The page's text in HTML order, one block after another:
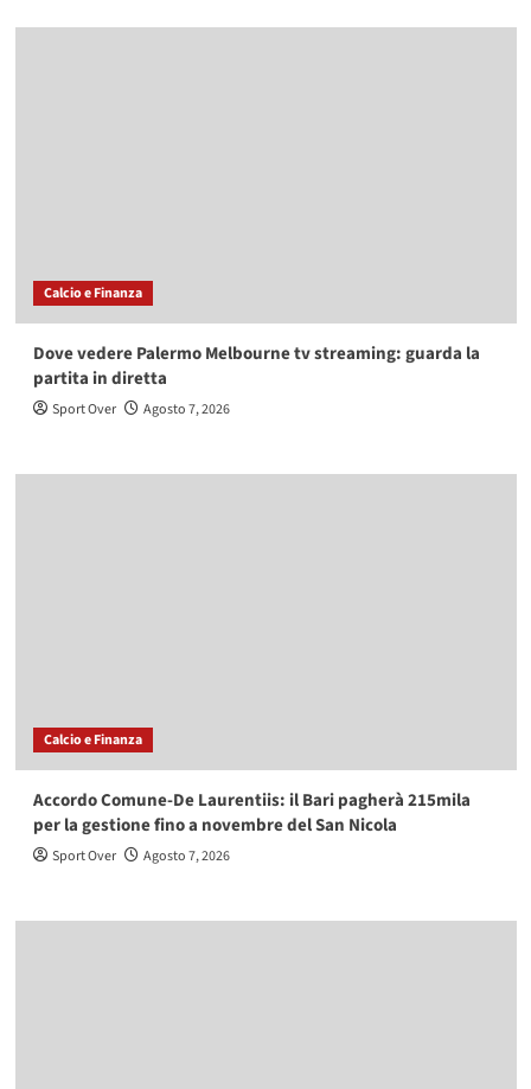
Calcio e Finanza
Dove vedere Palermo Melbourne tv streaming: guarda la
partita in diretta
Sport Over Agosto 7, 2026
Calcio e Finanza
Accordo Comune-De Laurentiis: il Bari pagherà 215mila
per la gestione fino a novembre del San Nicola
Sport Over Agosto 7, 2026